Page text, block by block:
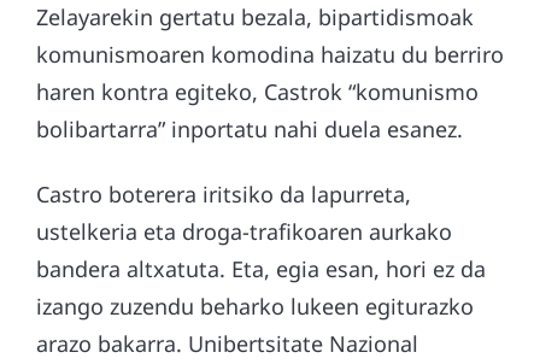
Zelayarekin gertatu bezala, bipartidismoak
komunismoaren komodina haizatu du berriro
haren kontra egiteko, Castrok “komunismo
bolibartarra” inportatu nahi duela esanez.
Castro boterera iritsiko da lapurreta,
ustelkeria eta droga-trafikoaren aurkako
bandera altxatuta. Eta, egia esan, hori ez da
izango zuzendu beharko lukeen egiturazko
arazo bakarra. Unibertsitate Nazional